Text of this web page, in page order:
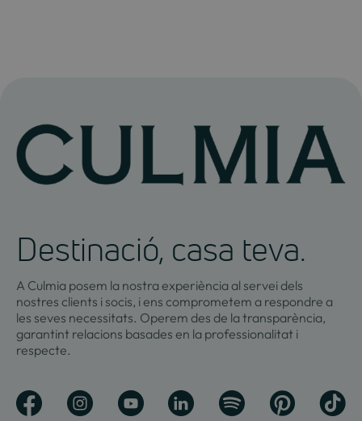
Destinació, casa teva.
A Culmia posem la nostra experiència al servei dels
nostres clients i socis, i ens comprometem a respondre a
les seves necessitats. Operem des de la transparència,
garantint relacions basades en la professionalitat i
respecte.